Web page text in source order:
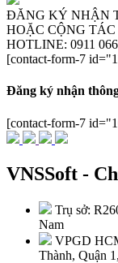
ĐĂNG KÝ NHẬN
HOẶC CỘNG
HOTLINE: 0911
[contact-form-7
Đăng ký nhận
[contact-form-7
VNSSoft -
Trụ sở:
Nam
VPGD
Thành, Quận